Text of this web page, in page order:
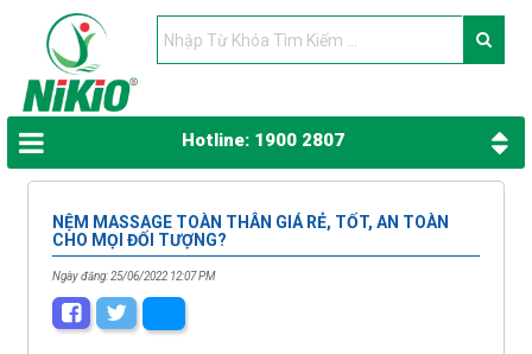
Hotline: 1900 2807
NỆM MASSAGE TOÀN THÂN GIÁ RẺ, TỐT, AN TOÀN
CHO MỌI ĐỐI TƯỢNG?
Ngày đăng: 25/06/2022 12:07 PM